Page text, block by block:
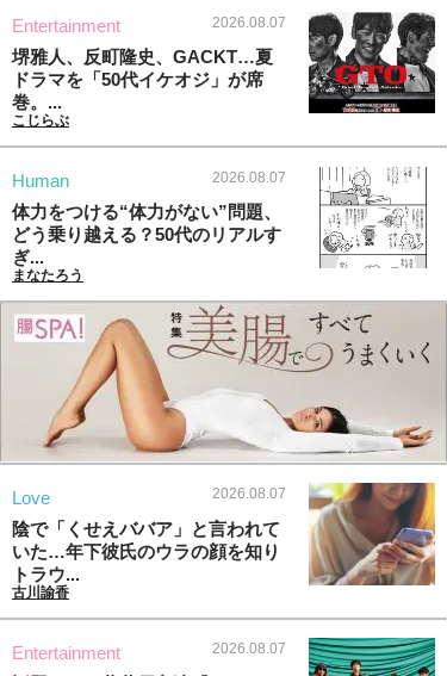
Entertainment 2026.08.07
堺雅人、反町隆史、GACKT…夏
ドラマを「50代イケオジ」が席
巻。...
こじらぶ
Human 2026.08.07
体力をつける“体力がない”問題、
どう乗り越える？50代のリアルす
ぎ...
まなたろう
Love 2026.08.07
陰で「くせえババア」と言われて
いた…年下彼氏のウラの顔を知り
トラウ...
古川諭香
Entertainment 2026.08.07